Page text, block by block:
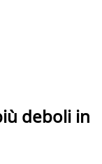
deboli in